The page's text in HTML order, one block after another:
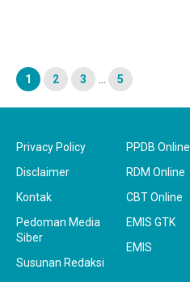
1 2 3 5
Privacy Policy
Disclaimer
Kontak
Pedoman Media
Siber
Susunan Redaksi
PPDB Online
RDM Online
CBT Online
EMIS GTK
EMIS